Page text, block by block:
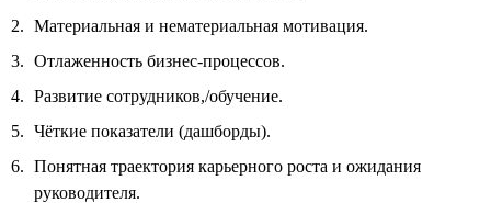
Материальная и нематериальная мотивация.
Отлаженность бизнес-процессов.
Развитие сотрудников,/обучение.
Чёткие показатели (дашборды).
Понятная траектория карьерного роста и ожидания
руководителя.